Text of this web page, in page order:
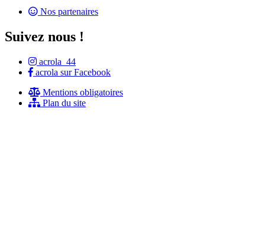
Nos partenaires
Suivez nous !
acrola_44
acrola sur Facebook
Mentions obligatoires
Plan du site